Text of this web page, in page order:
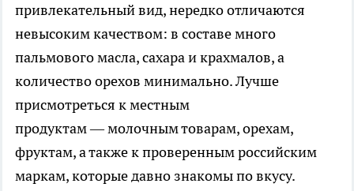
привлекательный вид, нередко отличаются
невысоким качеством: в составе много
пальмового масла, сахара и крахмалов, а
количество орехов минимально. Лучше
присмотреться к местным
продуктам — молочным товарам, орехам,
фруктам, а также к проверенным российским
маркам, которые давно знакомы по вкусу.